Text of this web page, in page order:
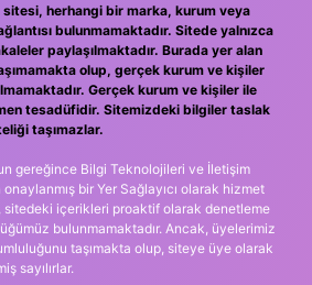
herhangi bir marka, kurum veya
bulunmamaktadır. Sitede yalnızca
paylaşılmaktadır. Burada yer alan
olup, gerçek kurum ve kişiler
Gerçek kurum ve kişiler ile
tesadüfidir. Sitemizdeki bilgiler taslak
taşımazlar.
gereğince Bilgi Teknolojileri ve İletişim
bir Yer Sağlayıcı olarak hizmet
sitedeki içerikleri proaktif olarak denetleme
bulunmamaktadır. Ancak, üyelerimiz
taşımakta olup, siteye üye olarak
sayılırlar.